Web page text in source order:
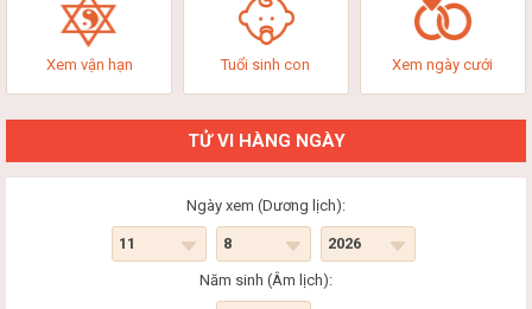
Xem vận hạn Tuổi sinh con Xem ngày cưới
TỬ VI HÀNG NGÀY
Ngày xem (Dương lịch):
Năm sinh (Âm lịch):